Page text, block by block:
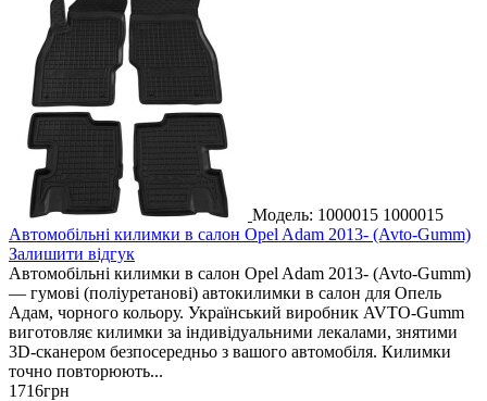
Модель: 1000015 1000015
Автомобільні килимки в салон Opel Adam 2013- (Avto-Gumm)
Залишити відгук
Автомобільні килимки в салон Opel Adam 2013- (Avto-Gumm)
— гумові (поліуретанові) автокилимки в салон для Опель
Адам, чорного кольору. Український виробник AVTO-Gumm
виготовляє килимки за індивідуальними лекалами, знятими
3D-сканером безпосередньо з вашого автомобіля. Килимки
точно повторюють...
1716грн